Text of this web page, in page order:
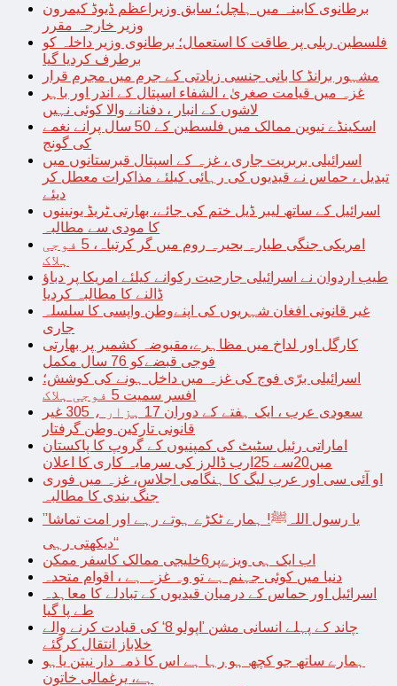
برطانوی کابینہ میں ہلچل؛ سابق وزیراعظم ڈیوڈ کیمرون
وزیر خارجہ مقرر
فلسطین ریلی پر طاقت کا استعمال؛ برطانوی وزیر داخلہ کو
برطرف کردیا گیا
مشہور برانڈ کا بانی جنسی زیادتی کے جرم میں مجرم قرار
غزہ میں قیامت صغریٰ ، الشفاء اسپتال کے اندر اور باہر
لاشوں کے انبار ، دفنانے والا کوئی نہیں
اسکینڈے نیوین ممالک میں فلسطین کے 50 سال پرانے نغمے
کی گونج
اسرائیلی بربریت جاری ، غزہ کے اسپتال قبرستانوں میں
تبدیل ، حماس نے قیدیوں کی رہائی کیلئے مذاکرات معطل کر
دیئے
اسرائیل کے ساتھ لیبر ڈیل ختم کی جائے، بھارتی ٹریڈ یونینوں
کا مودی سے مطالبہ
امریکی جنگی طیارہ بحیرہ روم میں گر کرتباہ، 5 فوجی
ہلاک
طیب اردوان نے اسرائیلی جارحیت رکوانے کیلئے امریکا پر دباؤ
ڈالنے کا مطالبہ کردیا
غیر قانونی افغان شہریوں کی اپنےوطن واپسی کا سلسلہ
جاری
کارگل اور لداخ میں مظاہرے،مقبوضہ کشمیر پر بھارتی
فوجی قبضےکو 76 سال مکمل
اسرائیلی برّی فوج کی غزہ میں داخل ہونے کی کوشش؛
افسر سمیت 5 فوجی ہلاک
سعودی عرب ، ایک ہفتے کے دوران 17 ہزار ، 305 غیر
قانونی تارکین وطن گرفتار
اماراتی رئیل سٹیٹ کی کمپنیوں کے گروپ کا پاکستان
میں20سے 25ارب ڈالرز کی سرمایہ کاری کا اعلان
او آئی سی اور عرب لیگ کا ہنگامی اجلاس، غزہ میں فوری
جنگ بندی کا مطالبہ
’’یا رسول اللہﷺ! ہمارے ٹکڑے ہوتے رہے اور امت تماشا
دیکھتی رہی‘‘
اب ایک ہی ویزےپر6خلیجی ممالک کاسفر ممکن
دنیا میں کوئی جہنم ہے تو وہ غزہ ہے ، اقوام متحدہ
اسرائیل اور حماس کے درمیان قیدیوں کے تبادلے کا معاہدہ
طے پا گیا
چاند کے پہلے انسانی مشن ’اپولو 8‘ کی قیادت کرنے والے
خلاباز انتقال کرگئے
ہمارے ساتھ جو کچھ ہو رہا ہے اس کا ذمہ دار نیتن یاہو
ہے، یرغمالی خاتون